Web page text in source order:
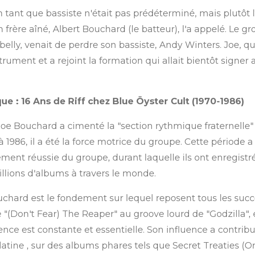
tant que bassiste n'était pas prédéterminé, mais
frère aîné, Albert Bouchard (le batteur), l'a appelé. Le
venait de perdre son bassiste, Andy Winters. Joe,
et a rejoint la formation qui allait bientôt signer
: 16 Ans de Riff chez Blue Öyster Cult (1970-1986)
Bouchard a cimenté la "section rythmique
1986, il a été la force motrice du groupe. Cette période
réussie du groupe, durant laquelle ils ont
d'albums à travers le monde.
est le fondement sur lequel reposent tous les
Fear) The Reaper" au groove lourd de
est constante et essentielle. Son influence a
, sur des albums phares tels que Secret Treaties